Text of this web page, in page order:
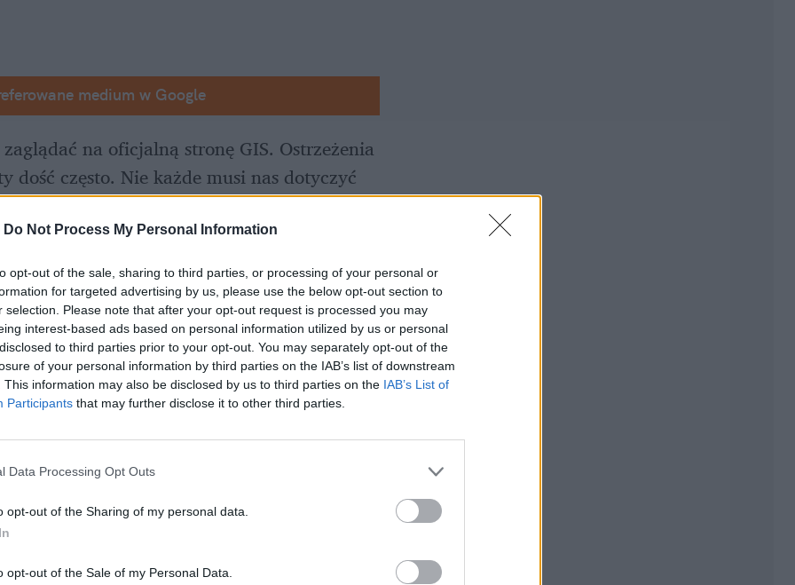
Do Not Process My Personal Information
opt-out of the sale, sharing to third parties, or processing of your personal or
for targeted advertising by us, please use the below opt-out section to
selection. Please note that after your opt-out request is processed you may
interest-based ads based on personal information utilized by us or personal
to third parties prior to your opt-out. You may separately opt-out of the
of your personal information by third parties on the IAB’s list of downstream
This information may also be disclosed by us to third parties on the IAB’s List of
Participants that may further disclose it to other third parties.
Data Processing Opt Outs
opt-out of the Sharing of my personal data.
opt-out of the Sale of my Personal Data.
medium w Google
na oficjalną stronę GIS. Ostrzeżenia
dość często. Nie każde musi nas dotyczyć
chrupki), ale ten przypadek pokazuje, że
uznanym producentom na rynku.